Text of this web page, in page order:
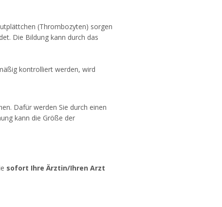
(Thrombozyten) sorgen
Die Bildung kann durch das
kontrolliert werden, wird
Dafür werden Sie durch einen
kann die Größe der
sofort Ihre Ärztin/Ihren Arzt